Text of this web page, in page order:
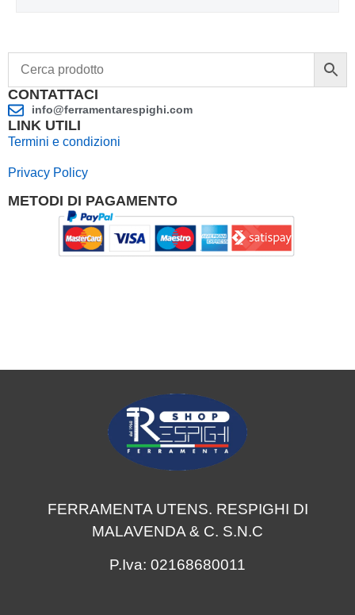
CONTATTACI
info@ferramentarespighi.com
LINK UTILI
Termini e condizioni
Privacy Policy
METODI DI PAGAMENTO
FERRAMENTA UTENS. RESPIGHI DI
MALAVENDA & C. S.N.C
P.Iva: 02168680011